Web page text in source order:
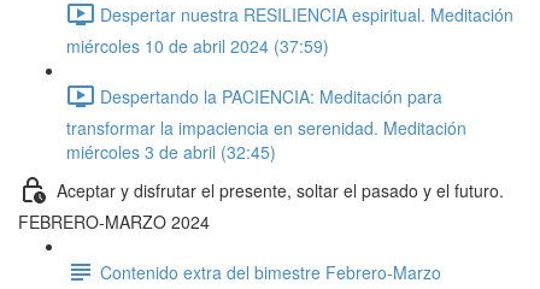
Despertar nuestra RESILIENCIA espiritual. Meditación
miércoles 10 de abril 2024 (37:59)
Despertando la PACIENCIA: Meditación para
transformar la impaciencia en serenidad. Meditación
miércoles 3 de abril (32:45)
Aceptar y disfrutar el presente, soltar el pasado y el futuro.
FEBRERO-MARZO 2024
Contenido extra del bimestre Febrero-Marzo